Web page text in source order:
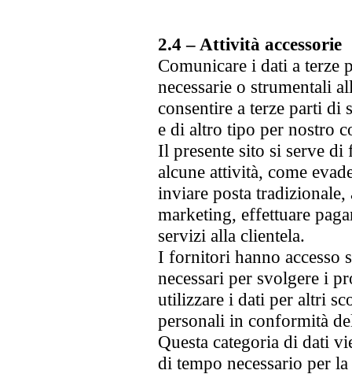
2.4 – Attività accessorie
Comunicare i dati a terze
necessarie o strumentali
consentire a terze parti di
e di altro tipo per nostro
Il presente sito si serve
alcune attività, come
inviare posta tradizionale,
marketing, effettuare
servizi alla clientela.
I fornitori hanno accesso
necessari per svolgere i
utilizzare i dati per altri
personali in conformità
Questa categoria di dati
di tempo necessario per